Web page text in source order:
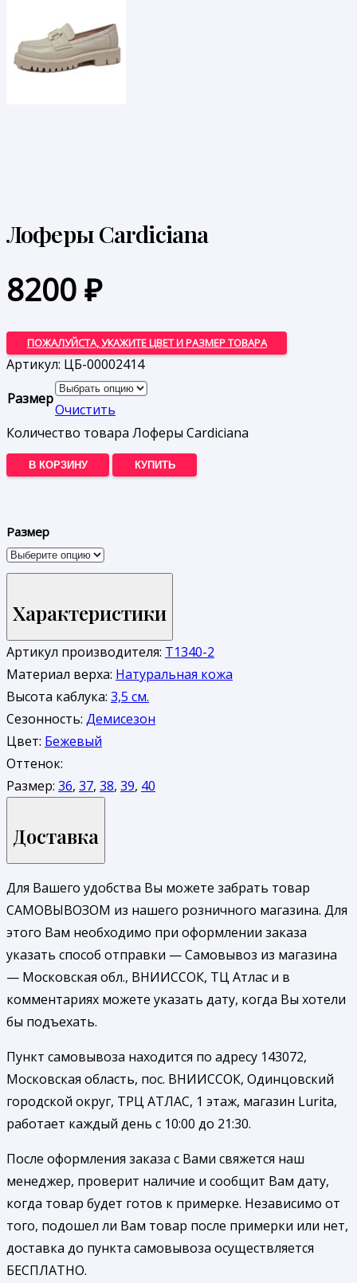
Лоферы Cardiciana
8200₽
ПОЖАЛУЙСТА, УКАЖИТЕ ЦВЕТ И РАЗМЕР ТОВАРА
Артикул: ЦБ-00002414
Размер
Очистить
Количество товара Лоферы Cardiciana
В КОРЗИНУ КУПИТЬ
Размер
Характеристики
Артикул производителя: T1340-2
Материал верха: Натуральная кожа
Высота каблука: 3,5 см.
Сезонность: Демисезон
Цвет: Бежевый
Оттенок:
Размер: 36, 37, 38, 39, 40
Доставка
Для Вашего удобства Вы можете забрать товар
САМОВЫВОЗОМ из нашего розничного магазина. Для
этого Вам необходимо при оформлении заказа
указать способ отправки — Самовывоз из магазина
— Московская обл., ВНИИССОК, ТЦ Атлас и в
комментариях можете указать дату, когда Вы хотели
бы подъехать.
Пункт самовывоза находится по адресу 143072,
Московская область, пос. ВНИИССОК, Одинцовский
городской округ, ТРЦ АТЛАС, 1 этаж, магазин Lurita,
работает каждый день с 10:00 до 21:30.
После оформления заказа с Вами свяжется наш
менеджер, проверит наличие и сообщит Вам дату,
когда товар будет готов к примерке. Независимо от
того, подошел ли Вам товар после примерки или нет,
доставка до пункта самовывоза осуществляется
БЕСПЛАТНО.